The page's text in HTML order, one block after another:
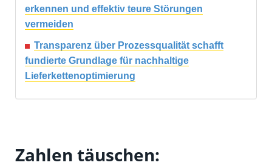
erkennen und effektiv teure Störungen
vermeiden
Transparenz über Prozessqualität schafft
fundierte Grundlage für nachhaltige
Lieferkettenoptimierung
Zahlen täuschen: